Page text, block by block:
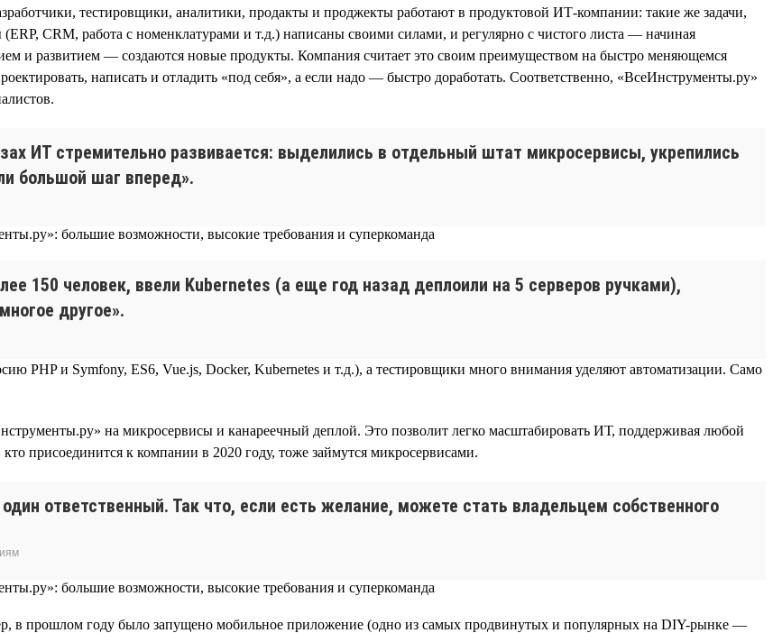
тестировщики, аналитики, продакты и проджекты работают в продуктовой ИТ-компании: такие же задачи,
CRM, работа с номенклатурами и т.д.) написаны своими силами, и регулярно с чистого листа — начиная
и развитием — создаются новые продукты. Компания считает это своим преимуществом на быстро меняющемся
написать и отладить «под себя», а если надо — быстро доработать. Соответственно, «ВсеИнструменты.ру»
ИТ стремительно развивается: выделились в отдельный штат микросервисы, укрепились
большой шаг вперед».
150 человек, ввели Kubernetes (а еще год назад деплоили на 5 серверов ручками),
другое».
PHP и Symfony, ES6, Vue.js, Docker, Kubernetes и т.д.), а тестировщики много внимания уделяют автоматизации. Само
на микросервисы и канареечный деплой. Это позволит легко масштабировать ИТ, поддерживая любой
присоединится к компании в 2020 году, тоже займутся микросервисами.
ответственный. Так что, если есть желание, можете стать владельцем собственного
в прошлом году было запущено мобильное приложение (одно из самых продвинутых и популярных на DIY-рынке —